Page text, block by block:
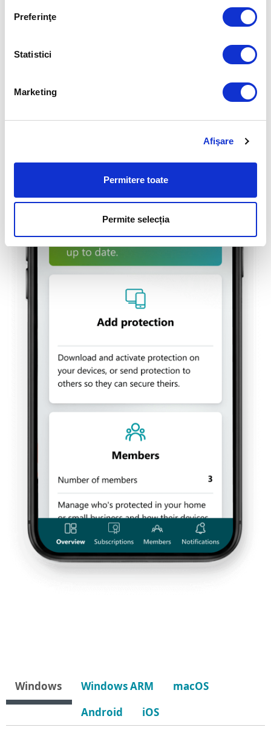
Preferinţe
Statistici
Marketing
Afişare
Permitere toate
Permite selecția
ESET HOME.
Aflați mai multe
Windows Windows ARM
macOS
Android
iOS